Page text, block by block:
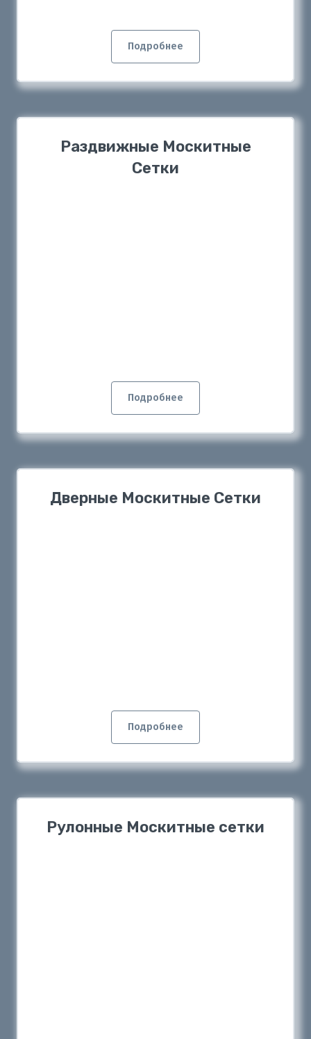
Подробнее
Раздвижные Москитные
Сетки
Подробнее
Дверные Москитные Сетки
Подробнее
Рулонные Москитные сетки